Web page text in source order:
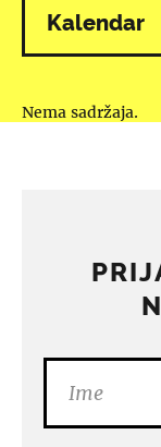
Kalendar
Nema sadržaja.